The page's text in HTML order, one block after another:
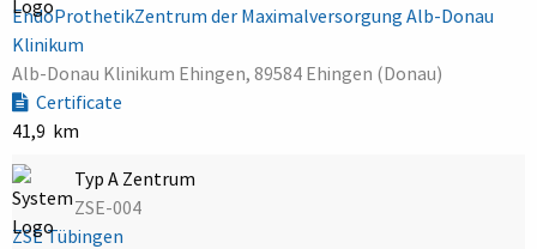
EndoProthetikZentrum der Maximalversorgung Alb-Donau
Klinikum
Alb-Donau Klinikum Ehingen, 89584 Ehingen (Donau)
Certificate
41,9 km
Typ A Zentrum
ZSE-004
ZSE Tübingen